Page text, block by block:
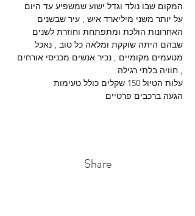
המקום שבו נולד וגדל ישוע שמשפיע עד היום
על יותר משני מיליארד איש , עיר שבשנים
האחרונות הולכת ומתפתחת וחוזרת לשנים
שבהם היתה שוקקת ומלאה כל טוב , נאכל
מטעמים מקומיים , נכיר אנשים מכניסי אורחים
, חוויה בלתי רגילה
עלות הטיול 150 שקלים כולל טעימות
הגעה ברכבים פרטיים
Share